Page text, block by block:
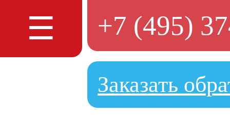
☰ +7 (495)
Заказать